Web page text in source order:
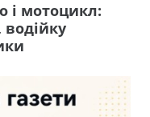
і мотоцикл:
водійку